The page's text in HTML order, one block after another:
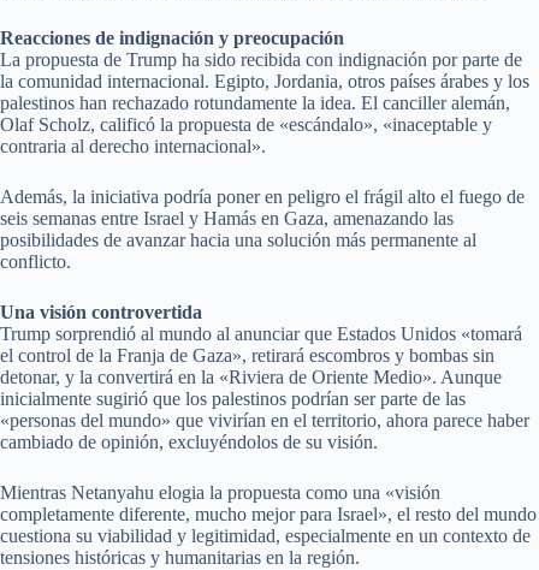
Reacciones de indignación y preocupación
La propuesta de Trump ha sido recibida con indignación por parte de
la comunidad internacional. Egipto, Jordania, otros países árabes y los
palestinos han rechazado rotundamente la idea. El canciller alemán,
Olaf Scholz, calificó la propuesta de «escándalo», «inaceptable y
contraria al derecho internacional».
Además, la iniciativa podría poner en peligro el frágil alto el fuego de
seis semanas entre Israel y Hamás en Gaza, amenazando las
posibilidades de avanzar hacia una solución más permanente al
conflicto.
Una visión controvertida
Trump sorprendió al mundo al anunciar que Estados Unidos «tomará
el control de la Franja de Gaza», retirará escombros y bombas sin
detonar, y la convertirá en la «Riviera de Oriente Medio». Aunque
inicialmente sugirió que los palestinos podrían ser parte de las
«personas del mundo» que vivirían en el territorio, ahora parece haber
cambiado de opinión, excluyéndolos de su visión.
Mientras Netanyahu elogia la propuesta como una «visión
completamente diferente, mucho mejor para Israel», el resto del mundo
cuestiona su viabilidad y legitimidad, especialmente en un contexto de
tensiones históricas y humanitarias en la región.